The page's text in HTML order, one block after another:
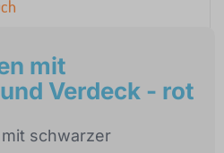
mit
Verdeck - rot
schwarzer